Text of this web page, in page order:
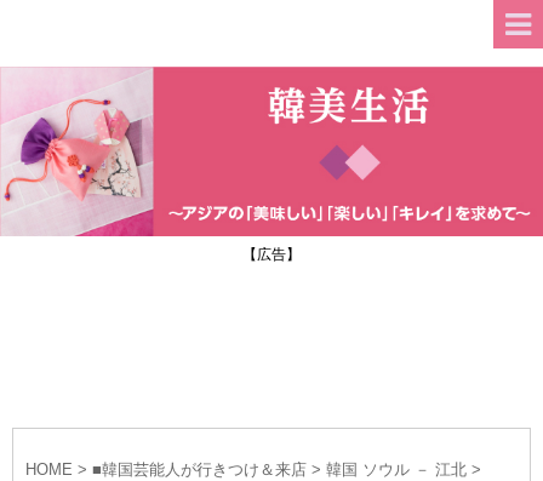
【広告】
HOME > ■韓国芸能人が行きつけ＆来店 > 韓国 ソウル － 江北 >